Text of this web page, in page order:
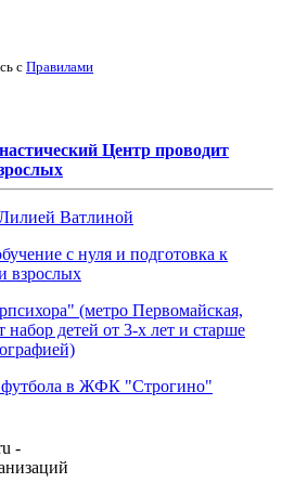
с Правилами
Центр проводит
Ватлиной
с нуля и подготовка к
взрослых
(метро Первомайская,
набор детей от 3-х лет и старше
футбола в ЖФК "Строгино"
-